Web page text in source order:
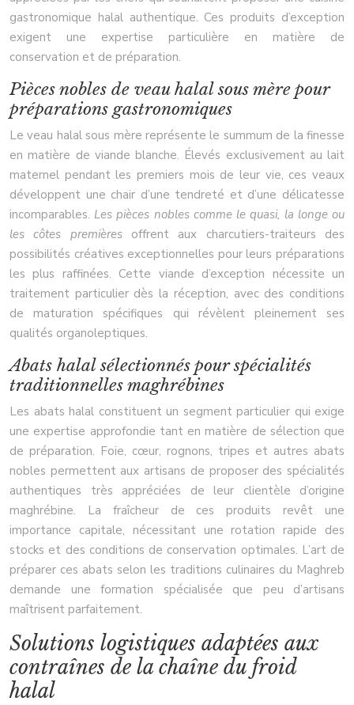
gastronomique halal authentique. Ces produits d’exception
exigent une expertise particulière en matière de
conservation et de préparation.
Pièces nobles de veau halal sous mère pour
préparations gastronomiques
Le veau halal sous mère représente le summum de la finesse
en matière de viande blanche. Élevés exclusivement au lait
maternel pendant les premiers mois de leur vie, ces veaux
développent une chair d’une tendreté et d’une délicatesse
incomparables. Les pièces nobles comme le quasi, la longe ou
les côtes premières offrent aux charcutiers-traiteurs des
possibilités créatives exceptionnelles pour leurs préparations
les plus raffinées. Cette viande d’exception nécessite un
traitement particulier dès la réception, avec des conditions
de maturation spécifiques qui révèlent pleinement ses
qualités organoleptiques.
Abats halal sélectionnés pour spécialités
traditionnelles maghrébines
Les abats halal constituent un segment particulier qui exige
une expertise approfondie tant en matière de sélection que
de préparation. Foie, cœur, rognons, tripes et autres abats
nobles permettent aux artisans de proposer des spécialités
authentiques très appréciées de leur clientèle d’origine
maghrébine. La fraîcheur de ces produits revêt une
importance capitale, nécessitant une rotation rapide des
stocks et des conditions de conservation optimales. L’art de
préparer ces abats selon les traditions culinaires du Maghreb
demande une formation spécialisée que peu d’artisans
maîtrisent parfaitement.
Solutions logistiques adaptées aux
contraînes de la chaîne du froid
halal